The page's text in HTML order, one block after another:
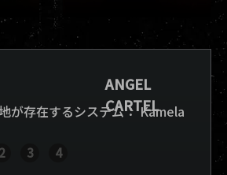
が存在するシステム：Kamela
2 3
4
ANGEL
CARTEL